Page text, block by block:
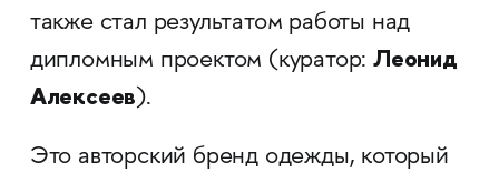
также стал результатом работы над
дипломным проектом (куратор:Леонид
Алексеев).
Это авторский бренд одежды, который